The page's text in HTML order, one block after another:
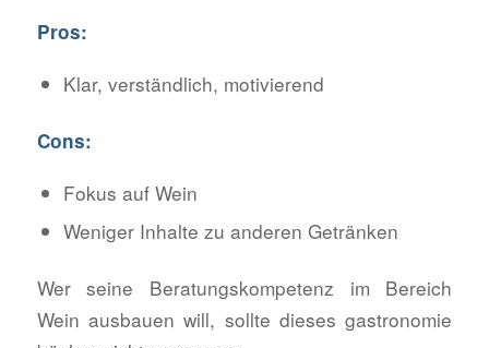
Pros:
Klar, verständlich, motivierend
Cons:
Fokus auf Wein
Weniger Inhalte zu anderen Getränken
Wer seine Beratungskompetenz im Bereich
Wein ausbauen will, sollte dieses gastronomie